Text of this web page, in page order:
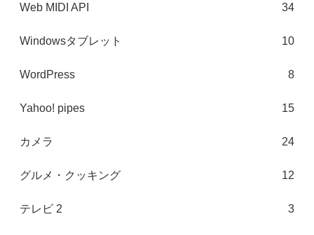
Web MIDI API 34
Windowsタブレット 10
WordPress 8
Yahoo! pipes 15
カメラ 24
グルメ・クッキング 12
テレビ 2 3